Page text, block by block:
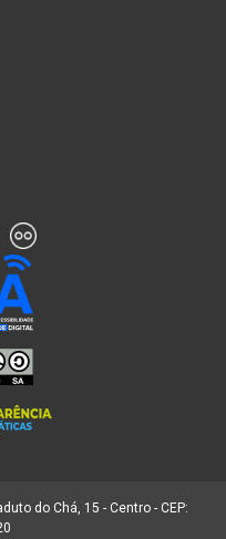
do Chá, 15 - Centro - CEP: